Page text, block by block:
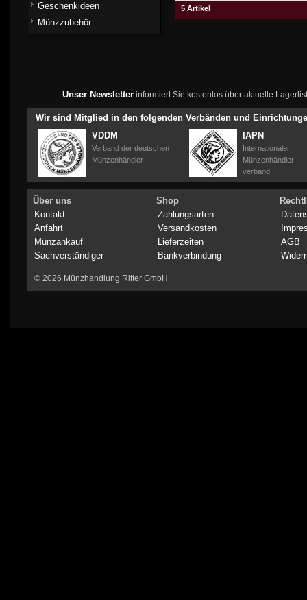
5 Artikel
Geschenkideen
Münzzubehör
Unser Newsletterinformiert Sie kostenlos über aktuelle
Wir sind Mitglied in den folgenden Verbänden und
VDDM
Verband der deutschen
Münzenhändler
IAPN
Internationaler
Münzenhändler-
verband
Über uns
Kontakt
Anfahrt
Münzankauf
Sachverständiger
Shop
Zahlungsarten
Versandkosten
Lieferzeiten
Bankverbindung
AGB
© 2026 Münzhandlung Ritter GmbH